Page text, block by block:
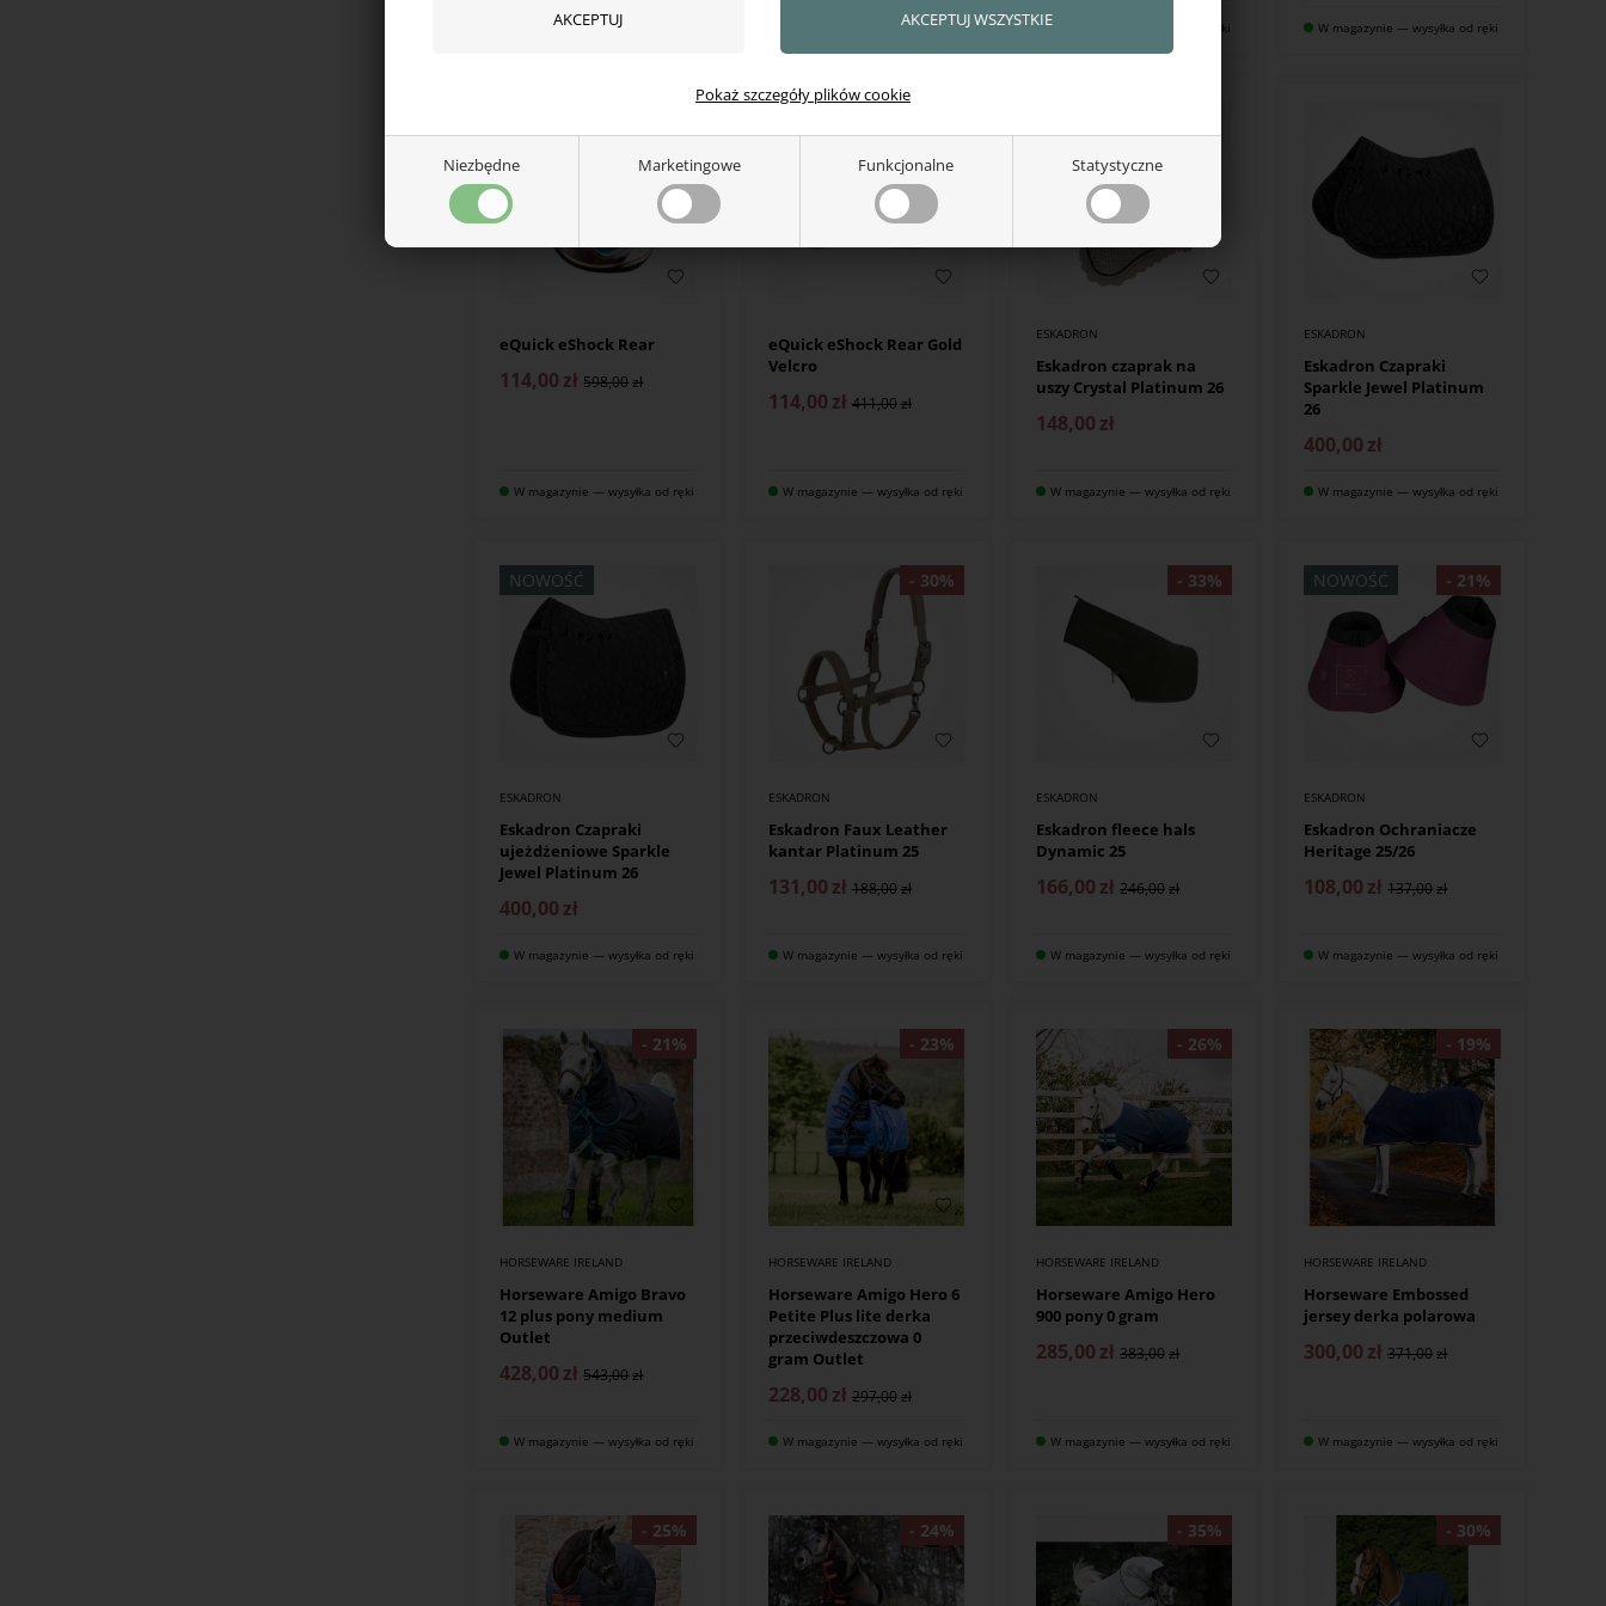
Niezbędne Marketingowe Funkcjonalne Statystyczne
Pokaż szczegóły plików cookie
W magazynie — wysyłka od ręki W magazynie — wysyłka od ręki W magazynie — wysyłka od ręki W magazynie — wysyłka od ręki
eQuick eShock Rear
114,00 zł 598,00
W magazynie — wysyłka od ręki
eQuick eShock Rear Gold
Velcro
114,00 zł 411,00
W magazynie — wysyłka od ręki
ESKADRON
Eskadron czaprak na
uszy Crystal Platinum 26
148,00 zł
W magazynie — wysyłka od ręki
ESKADRON
Eskadron Czapraki
Sparkle Jewel Platinum
26
400,00 zł
W magazynie — wysyłka od ręki
NOWOŚĆ
ESKADRON
Eskadron Czapraki
ujeżdżeniowe Sparkle
Jewel Platinum 26
400,00 zł
W magazynie — wysyłka od ręki
ESKADRON
Eskadron Faux Leather
kantar Platinum 25
131,00 zł 188,00
W magazynie — wysyłka od ręki
ESKADRON
Eskadron fleece hals
Dynamic 25
166,00 zł 246,00
W magazynie — wysyłka od ręki
NOWOŚĆ
ESKADRON
Eskadron Ochraniacze
Heritage 25/26
108,00 zł 137,00
W magazynie — wysyłka od ręki
HORSEWARE IRELAND
Horseware Amigo Bravo
12 plus pony medium
Outlet
428,00 zł 543,00
W magazynie — wysyłka od ręki
HORSEWARE IRELAND
Horseware Amigo Hero 6
Petite Plus lite derka
przeciwdeszczowa 0
gram Outlet
228,00 zł 297,00
W magazynie — wysyłka od ręki
HORSEWARE IRELAND
Horseware Amigo Hero
900 pony 0 gram
285,00 zł 383,00
W magazynie — wysyłka od ręki
HORSEWARE IRELAND
Horseware Embossed
jersey derka polarowa
300,00 zł 371,00
W magazynie — wysyłka od ręki